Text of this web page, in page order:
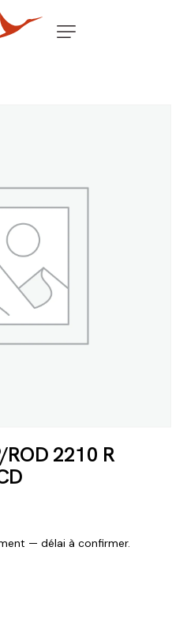
ROD 2210 R
— délai à confirmer.